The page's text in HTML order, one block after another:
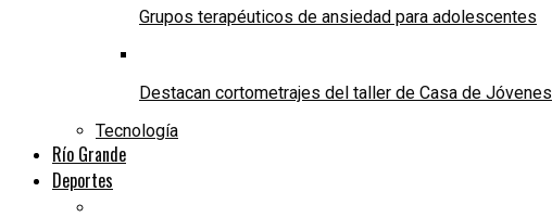
Grupos terapéuticos de ansiedad para adolescentes
Destacan cortometrajes del taller de Casa de Jóvenes
Tecnología
Río Grande
Deportes